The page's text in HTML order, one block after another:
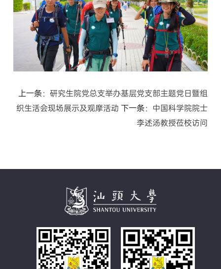
上一条： 研究生院党总支举办基层党支部主题党日暨组
织生活会现场展示及观摩活动 下一条： 中国科学院院士
李述汤教授莅校访问